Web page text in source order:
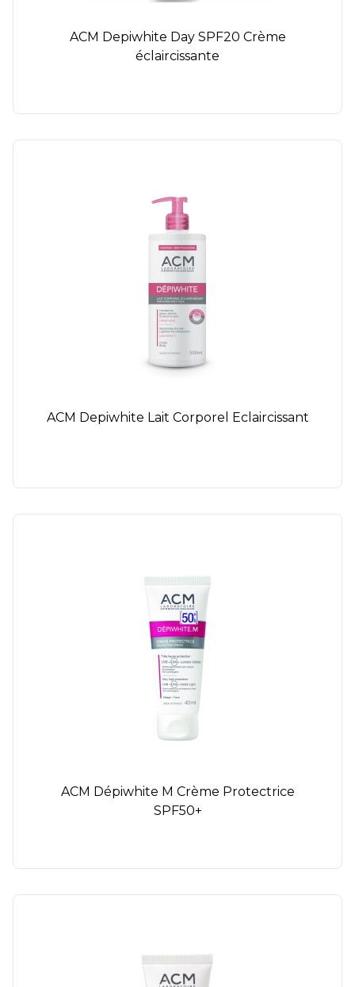
ACM Depiwhite Day SPF20 Crème
éclaircissante
ACM Depiwhite Lait Corporel Eclaircissant
ACM Dépiwhite M Crème Protectrice
SPF50+